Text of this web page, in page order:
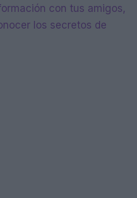
con tus amigos,
los secretos de